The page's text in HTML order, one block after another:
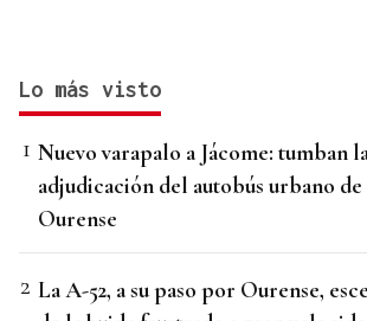
Lo más visto
Nuevo varapalo a Jácome: tumban
adjudicación del autobús urbano de
Ourense
La A-52, a su paso por Ourense,